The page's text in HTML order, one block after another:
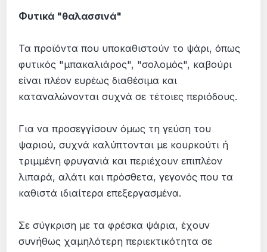
Φυτικά "θαλασσινά"
Τα προϊόντα που υποκαθιστούν το ψάρι, όπως
φυτικός "μπακαλιάρος", "σολομός", καβούρι
είναι πλέον ευρέως διαθέσιμα και
καταναλώνονται συχνά σε τέτοιες περιόδους.
Για να προσεγγίσουν όμως τη γεύση του
ψαριού, συχνά καλύπτονται με κουρκούτι ή
τριμμένη φρυγανιά και περιέχουν επιπλέον
λιπαρά, αλάτι και πρόσθετα, γεγονός που τα
καθιστά ιδιαίτερα επεξεργασμένα.
Σε σύγκριση με τα φρέσκα ψάρια, έχουν
συνήθως χαμηλότερη περιεκτικότητα σε